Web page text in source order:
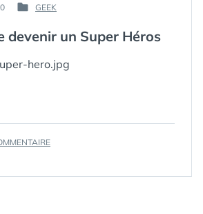
PAR :
PUBLIÉ
GEEK
devenir un Super Héros
SUR
DE